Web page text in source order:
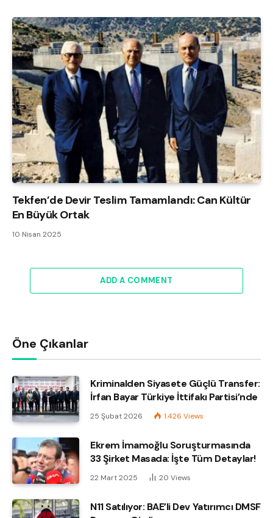
Tekfen’de Devir Teslim Tamamlandı: Can Kültür
En Büyük Ortak
10 Nisan 2025
ADD A COMMENT
Öne Çıkanlar
Kriminalden Siyasete Güçlü Transfer:
İrfan Bayar Türkiye İttifakı Partisi’nde
25 Şubat 2026 1.426 Views
Ekrem İmamoğlu Soruşturmasında
33 Şirket Masada: İşte Tüm Detaylar!
22 Mart 2025 20 Views
N11 Satılıyor: BAE’li Dev Yatırımcı DMSF